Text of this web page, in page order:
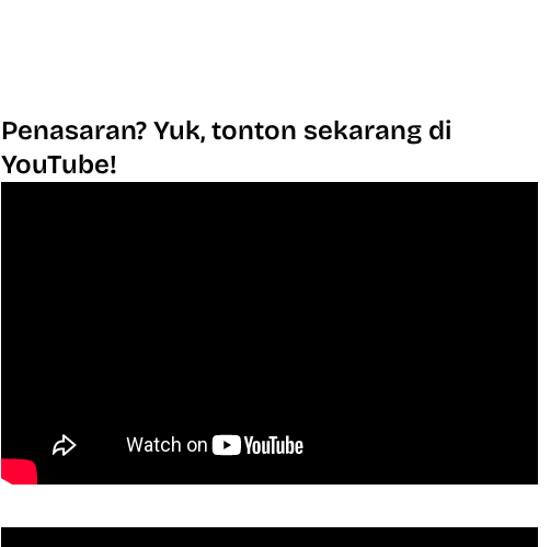
Penasaran? Yuk, tonton sekarang di
YouTube!